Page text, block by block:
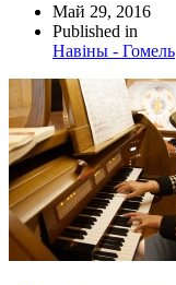
Май 29, 2016
Published in
Навіны - Гомель